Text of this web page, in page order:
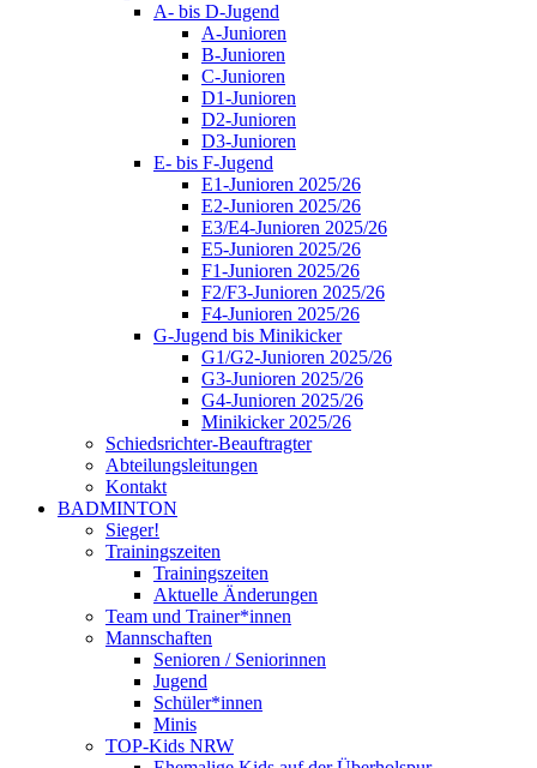
A- bis D-Jugend
A-Junioren
B-Junioren
C-Junioren
D1-Junioren
D2-Junioren
D3-Junioren
E- bis F-Jugend
E1-Junioren 2025/26
E2-Junioren 2025/26
E3/E4-Junioren 2025/26
E5-Junioren 2025/26
F1-Junioren 2025/26
F2/F3-Junioren 2025/26
F4-Junioren 2025/26
G-Jugend bis Minikicker
G1/G2-Junioren 2025/26
G3-Junioren 2025/26
G4-Junioren 2025/26
Minikicker 2025/26
Schiedsrichter-Beauftragter
Abteilungsleitungen
Kontakt
BADMINTON
Sieger!
Trainingszeiten
Trainingszeiten
Aktuelle Änderungen
Team und Trainer*innen
Mannschaften
Senioren / Seniorinnen
Jugend
Schüler*innen
Minis
TOP-Kids NRW